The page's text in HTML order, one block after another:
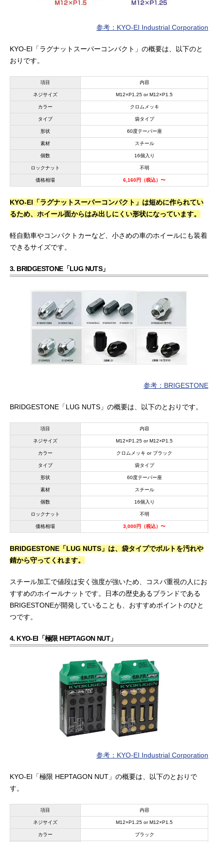
参考：KYO-EI Industrial Corporation
KYO-EI「ラグナットスーパーコンパクト」の概要は、以下のと
おりです。
項目 内容
ネジサイズ M12×P1.25 or M12×P1.5
カラー クロムメッキ
タイプ 袋タイプ
形状 60度テーパー座
素材 スチール
個数 16個入り
ロックナット 不明
価格相場 6,160円（税込）〜
KYO-EI「ラグナットスーパーコンパクト」は短めに作られてい
るため、ホイール面からはみ出しにくい形状になっています。
軽自動車やコンパクトカーなど、小さめの車のホイールにも装着
できるサイズです。
3. BRIDGESTONE「LUG NUTS」
参考：BRIGESTONE
BRIDGESTONE「LUG NUTS」の概要は、以下のとおりです。
項目 内容
ネジサイズ M12×P1.25 or M12×P1.5
カラー クロムメッキ or ブラック
タイプ 袋タイプ
形状 60度テーパー座
素材 スチール
個数 16個入り
ロックナット 不明
価格相場 3,000円（税込）〜
BRIDGESTONE「LUG NUTS」は、袋タイプでボルトを汚れや
錆から守ってくれます。
スチール加工で値段は安く強度が強いため、コスパ重視の人にお
すすめのホイールナットです。日本の歴史あるブランドである
BRIGESTONEが開発していることも、おすすめポイントのひと
つです。
4. KYO-EI「極限 HEPTAGON NUT」
参考：KYO-EI Industrial Corporation
KYO-EI「極限 HEPTAGON NUT」の概要は、以下のとおりで
す。
項目 内容
ネジサイズ M12×P1.25 or M12×P1.5
カラー ブラック